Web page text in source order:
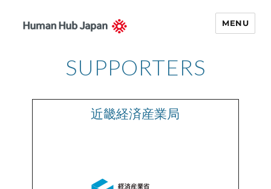
Japan – 関西イ
ナビゲータ
MENU
SUPPORTERS
近畿経済産業局